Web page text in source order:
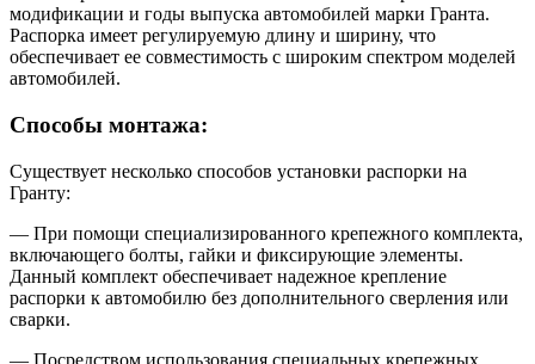
модификации и годы выпуска автомобилей марки Гранта.
Распорка имеет регулируемую длину и ширину, что
обеспечивает ее совместимость с широким спектром моделей
автомобилей.
Способы монтажа:
Существует несколько способов установки распорки на
Гранту:
— При помощи специализированного крепежного комплекта,
включающего болты, гайки и фиксирующие элементы.
Данный комплект обеспечивает надежное крепление
распорки к автомобилю без дополнительного сверления или
сварки.
— Посредством использования специальных крепежных